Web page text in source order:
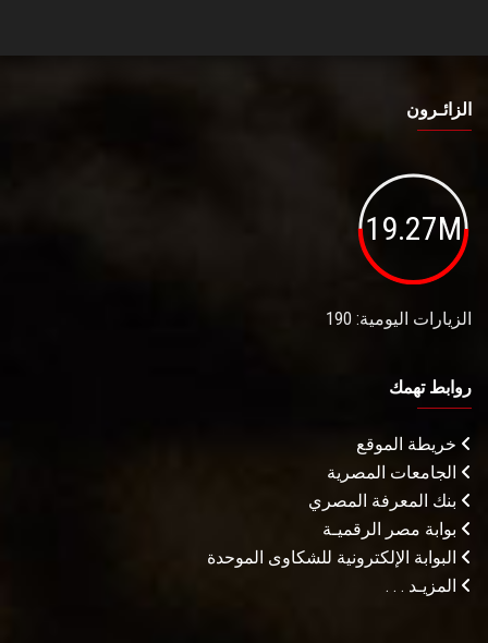
الزائـرون
19.27M
الزيارات اليومية: 190
روابط تهمك
خريطة الموقع
الجامعات المصرية
بنك المعرفة المصري
بوابة مصر الرقميـة
البوابة الإلكترونية للشكاوى الموحدة
المزيـد . . .